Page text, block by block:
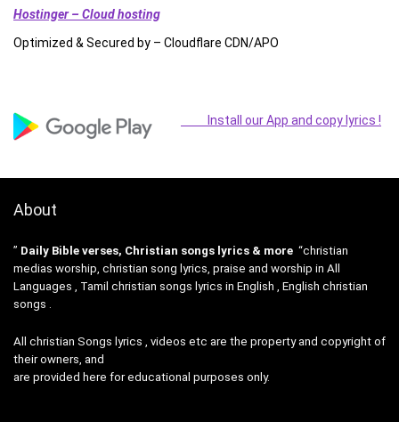
Hostinger – Cloud hosting
Optimized & Secured by – Cloudflare CDN/APO
Install our App and copy lyrics !
About
” Daily Bible verses, Christian songs lyrics & more “christian
medias worship, christian song lyrics, praise and worship in All
Languages , Tamil christian songs lyrics in English , English christian
songs .
All christian Songs lyrics , videos etc are the property and copyright of
their owners, and
are provided here for educational purposes only.